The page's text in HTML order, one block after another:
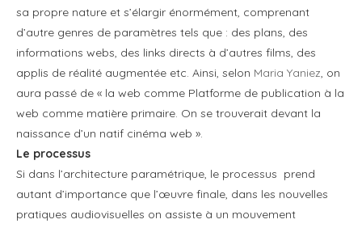
sa propre nature et s’élargir énormément, comprenant
d’autre genres de paramètres tels que : des plans, des
informations webs, des links directs à d’autres films, des
applis de réalité augmentée etc. Ainsi, selon Maria Yaniez, on
aura passé de « la web comme Platforme de publication à la
web comme matière primaire. On se trouverait devant la
naissance d’un natif cinéma web ».
Le processus
Si dans l’architecture paramétrique, le processus prend
autant d’importance que l’œuvre finale, dans les nouvelles
pratiques audiovisuelles on assiste à un mouvement